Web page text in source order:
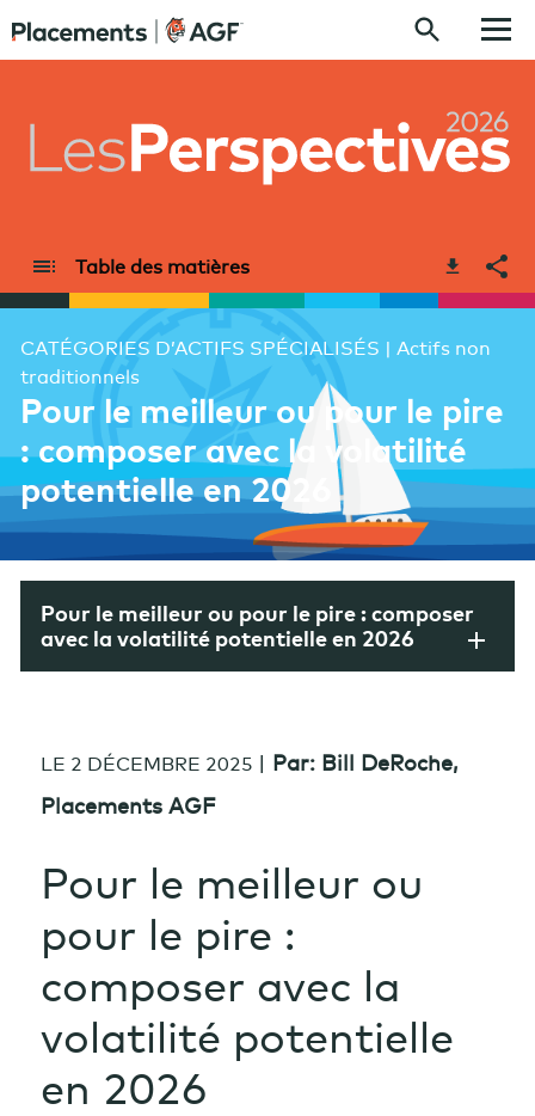
Table des matières
CATÉGORIES D’ACTIFS SPÉCIALISÉS | Actifs non
traditionnels
Pour le meilleur ou pour le pire
: composer avec la volatilité
potentielle en 2026
Pour le meilleur ou pour le pire : composer
avec la volatilité potentielle en 2026
LE 2 DÉCEMBRE 2025 | Par: Bill DeRoche,
Placements AGF
Pour le meilleur ou
pour le pire :
composer avec la
volatilité potentielle
en 2026